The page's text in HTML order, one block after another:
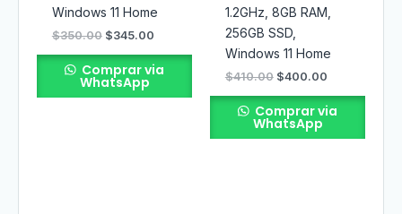
Windows 11 Home
$350.00 $345.00
Comprar via
WhatsApp
1.2GHz, 8GB RAM,
256GB SSD,
Windows 11 Home
$410.00 $400.00
Comprar via
WhatsApp